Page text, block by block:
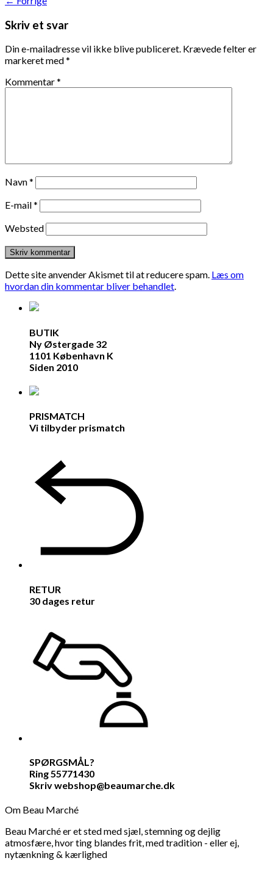
Skriv et svar
Din e-mailadresse vil ikke blive publiceret. Krævede felter er
markeret med*
Kommentar*
Navn*
E-mail*
Websted
Dette site anvender Akismet til at reducere spam. Læs om
hvordan din kommentar bliver behandlet.
BUTIK
Ny Østergade 32
1101 København K
Siden 2010
PRISMATCH
Vi tilbyder prismatch
RETUR
30 dages retur
SPØRGSMÅL?
Ring 55771430
Skriv webshop@beaumarche.dk
Om Beau Marché
Beau Marché er et sted med sjæl, stemning og dejlig
atmosfære, hvor ting blandes frit, med tradition - eller ej,
nytænkning & kærlighed